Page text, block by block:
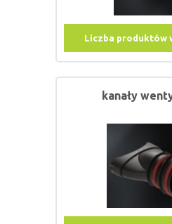
Liczba produktów
kanały